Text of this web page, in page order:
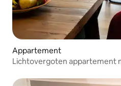
Appartement
Lichtovergoten appartement